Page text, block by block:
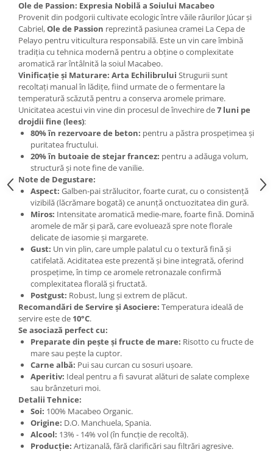
Ole de Passion: Expresia Nobilă a Soiului Macabeo
Provenit din podgorii cultivate ecologic între văile râurilor Júcar și
Cabriel,Ole de Passion reprezintă pasiunea cramei La Cepa de
Pelayo pentru viticultura responsabilă. Este un vin care îmbină
tradiția cu tehnica modernă pentru a obține o complexitate
aromatică rar întâlnită la soiul Macabeo.
Vinificație și Maturare: Arta Echilibrului Strugurii sunt
recoltați manual în lădițe, fiind urmate de o fermentare la
temperatură scăzută pentru a conserva aromele primare.
Unicitatea acestui vin vine din procesul de învechire de7 luni pe
drojdii fine (lees):
80% în rezervoare de beton: pentru a păstra prospețimea și
puritatea fructului.
20% în butoaie de stejar francez: pentru a adăuga volum,
structură și note fine de vanilie.
Note de Degustare:
Aspect: Galben-pai strălucitor, foarte curat, cu o consistență
vizibilă (lăcrămare bogată) ce anunță onctuozitatea din gură.
Miros: Intensitate aromatică medie-mare, foarte fină. Domină
aromele de măr și pară, care evoluează spre note florale
delicate de iasomie și margarete.
Gust: Un vin plin, care umple palatul cu o textură fină și
catifelată. Aciditatea este prezentă și bine integrată, oferind
prospețime, în timp ce aromele retronazale confirmă
complexitatea florală și fructată.
Postgust: Robust, lung și extrem de plăcut.
Recomandări de Servire și Asociere: Temperatura ideală de
servire este de 10°C.
Se asociază perfect cu:
Preparate din pește și fructe de mare: Risotto cu fructe de
mare sau pește la cuptor.
Carne albă: Pui sau curcan cu sosuri ușoare.
Aperitiv: Ideal pentru a fi savurat alături de salate complexe
sau brânzeturi moi.
Detalii Tehnice:
Soi: 100% Macabeo Organic.
Origine: D.O. Manchuela, Spania.
Alcool: 13% - 14% vol (în funcție de recoltă).
Producție: Artizanală, fără clarificări sau filtrări agresive.